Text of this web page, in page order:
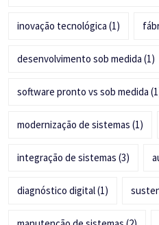
inovação tecnológica (1)
desenvolvimento sob medida (1)
software pronto vs sob medida
modernização de sistemas (1)
integração de sistemas (3)
diagnóstico digital(1)